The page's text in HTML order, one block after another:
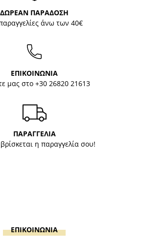
ΔΩΡΕΑΝ ΠΑΡΑΔΟΣΗ
άνω των 40€
ΕΠΙΚΟΙΝΩΝΙΑ
μας στο +30 26820 21613
ΠΑΡΑΓΓΕΛΙΑ
η παραγγελία σου!
ΕΠΙΚΟΙΝΩΝΙΑ